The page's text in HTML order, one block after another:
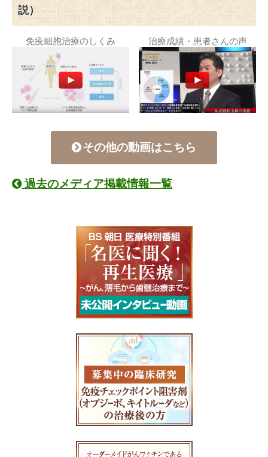
説）
免疫細胞治療のしくみ 治療成績・患者さんの声
その他の動画はこちら
過去のメディア掲載情報一覧